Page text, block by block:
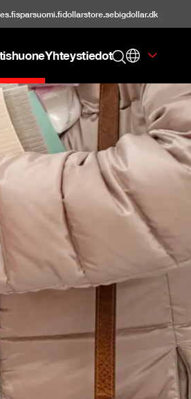
sparsuomi.fidollarstore.sebigdollar.dk
Yhteystiedot